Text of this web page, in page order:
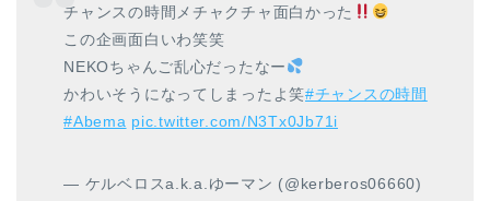
チャンスの時間メチャクチャ面白かった
この企画面白いわ笑笑
NEKOちゃんご乱心だったなー
かわいそうになってしまったよ笑#チャンスの時間
#Abema pic.twitter.com/N3Tx0Jb71i
— ケルベロスa.k.a.ゆーマン (@kerberos06660)